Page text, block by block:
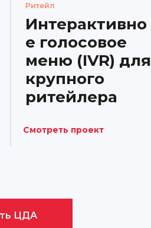
Ритейл
Интерактивно
е голосовое
меню (IVR) для
крупного
ритейлера
Смотреть проект
ЦДА